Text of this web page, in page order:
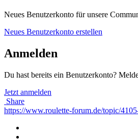
Neues Benutzerkonto für unsere
Neues Benutzerkonto erstellen
Anmelden
Du hast bereits ein Benutzerkonto?
Jetzt anmelden
Share
https://www.roulette-forum.de/topic/